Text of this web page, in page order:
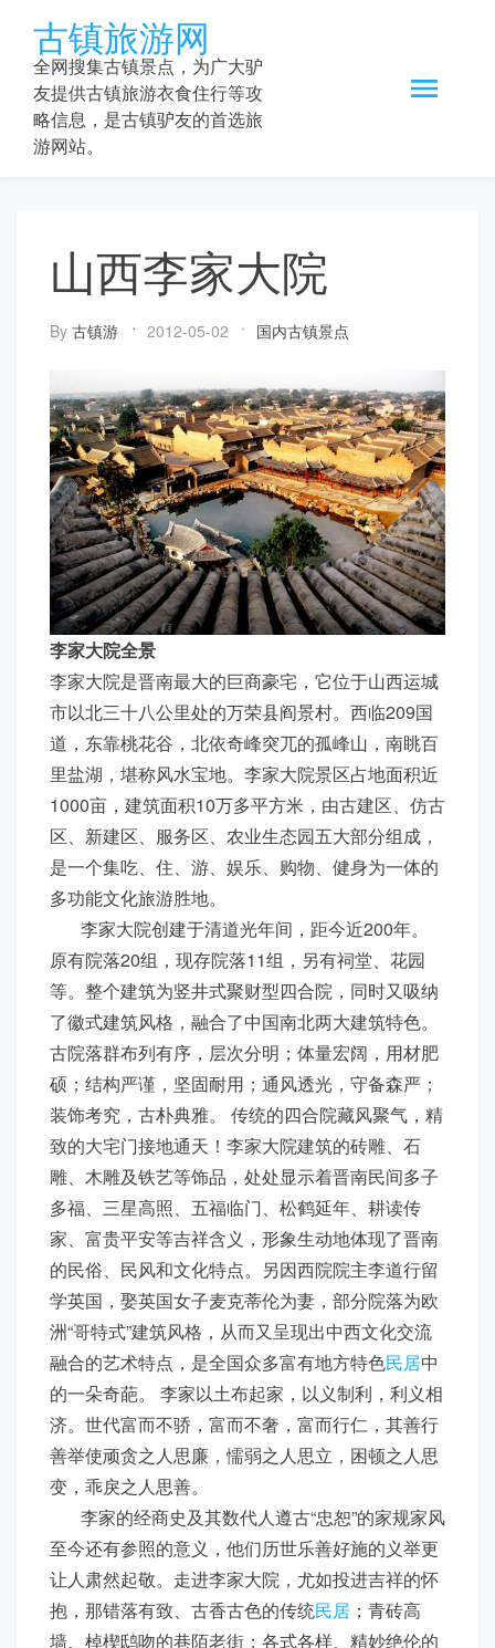
content
古镇旅游网
全网搜集古镇景点，为广大驴
友提供古镇旅游衣食住行等攻
略信息，是古镇驴友的首选旅
游网站。
山西李家大院
By 古镇游 2012-05-02 国内古镇景点
李家大院全景
李家大院是晋南最大的巨商豪宅，它位于山西运城
市以北三十八公里处的万荣县阎景村。西临209国
道，东靠桃花谷，北依奇峰突兀的孤峰山，南眺百
里盐湖，堪称风水宝地。李家大院景区占地面积近
1000亩，建筑面积10万多平方米，由古建区、仿古
区、新建区、服务区、农业生态园五大部分组成，
是一个集吃、住、游、娱乐、购物、健身为一体的
多功能文化旅游胜地。
李家大院创建于清道光年间，距今近200年。
原有院落20组，现存院落11组，另有祠堂、花园
等。整个建筑为竖井式聚财型四合院，同时又吸纳
了徽式建筑风格，融合了中国南北两大建筑特色。
古院落群布列有序，层次分明；体量宏阔，用材肥
硕；结构严谨，坚固耐用；通风透光，守备森严；
装饰考究，古朴典雅。 传统的四合院藏风聚气，精
致的大宅门接地通天！李家大院建筑的砖雕、石
雕、木雕及铁艺等饰品，处处显示着晋南民间多子
多福、三星高照、五福临门、松鹤延年、耕读传
家、富贵平安等吉祥含义，形象生动地体现了晋南
的民俗、民风和文化特点。另因西院院主李道行留
学英国，娶英国女子麦克蒂伦为妻，部分院落为欧
洲“哥特式”建筑风格，从而又呈现出中西文化交流
融合的艺术特点，是全国众多富有地方特色民居中
的一朵奇葩。 李家以土布起家，以义制利，利义相
济。世代富而不骄，富而不奢，富而行仁，其善行
善举使顽贪之人思廉，懦弱之人思立，困顿之人思
变，乖戾之人思善。
李家的经商史及其数代人遵古“忠恕”的家规家风
至今还有参照的意义，他们历世乐善好施的义举更
让人肃然起敬。走进李家大院，尤如投进吉祥的怀
抱，那错落有致、古香古色的传统民居 ；青砖高
墙、棹楔鸱吻的巷陌老街；各式各样、精妙绝伦的